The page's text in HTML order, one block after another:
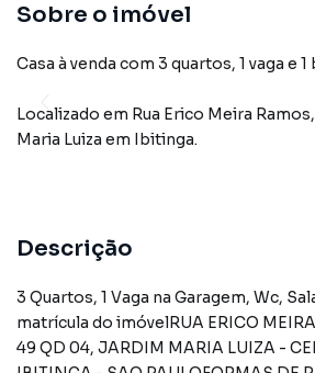
Sobre o imóvel
Casa à venda com 3 quartos, 1 vaga e
Localizado em Rua Erico Meira Ramos,
Maria Luiza em Ibitinga.
Descrição
3 Quartos, 1 Vaga na Garagem, Wc, Sala, Cozinha. .Baixar
matrícula do imóvelRUA ERICO MEIRA
49 QD 04, JARDIM MARIA LUIZA -